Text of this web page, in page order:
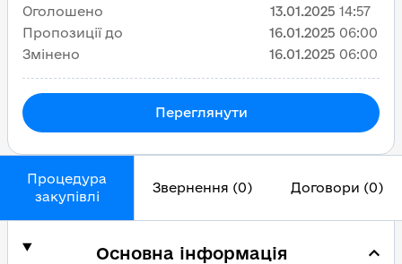
Процедура
закупівлі
Звернення (0) Договори (0)
Основна інформація
Оголошено 13.01.2025 14:57
Пропозиції до
16.01.2025 06:00
Змінено
16.01.2025 06:00
Переглянути